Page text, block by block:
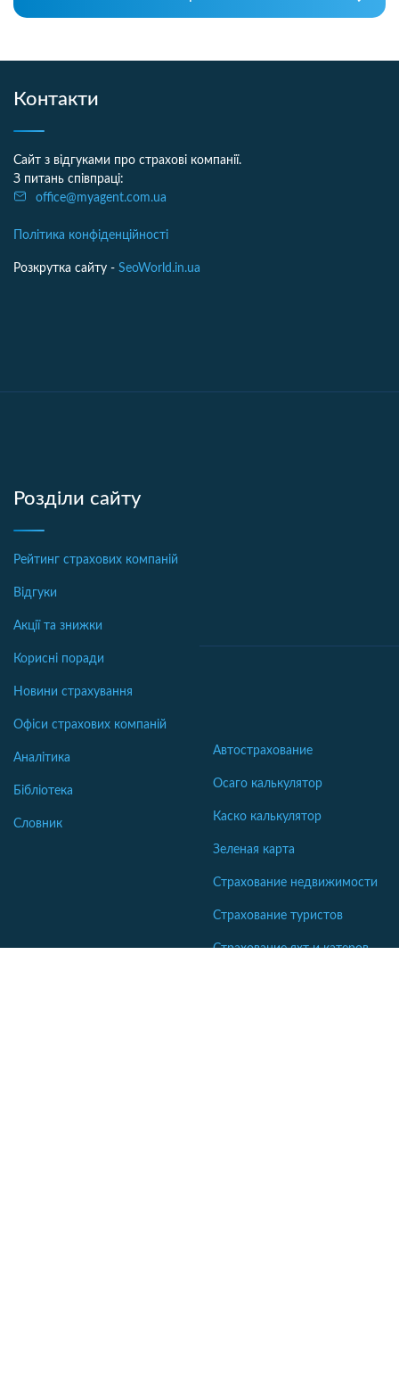
Контакти
Сайт з відгуками про страхові компанії.
З питань співпраці:
office@myagent.com.ua
Політика конфіденційності
Розкрутка сайту - SeoWorld.in.ua
Розділи сайту
Рейтинг страхових компаній
Відгуки
Акції та знижки
Корисні поради
Новини страхування
Офіси страхових компаній
Аналітика
Бібліотека
Словник
Автострахование
Осаго калькулятор
Каско калькулятор
Зеленая карта
Страхование недвижимости
Страхование туристов
Страхование яхт и катеров